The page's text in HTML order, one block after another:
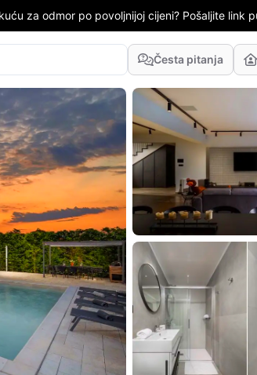
za odmor po povoljnijoj cijeni? Pošaljite link
Česta pitanja